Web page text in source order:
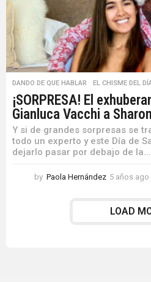
DANDO DE QUE HABLAR ,EL CHISME DEL
¡SORPRESA! El
Gianluca Vacchi a
Y si de grandes sorpresas se
todo un experto y este Día de
dejarlo pasar por debajo de la...
by Paola Hernández 5 años ago
LOAD